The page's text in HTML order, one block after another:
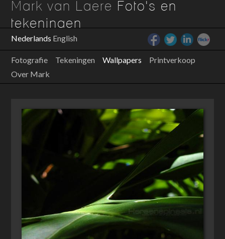
Mark van Laere Foto's en
tekeningen
Nederlands English
Fotografie Tekeningen Wallpapers
Printverkoop
Over Mark